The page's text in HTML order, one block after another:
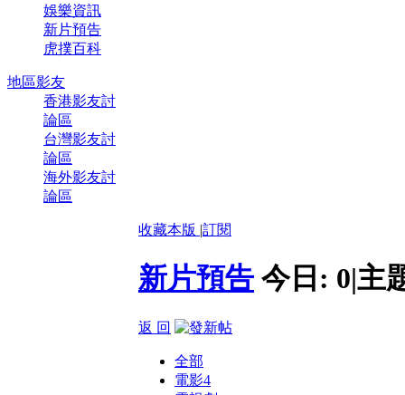
娛樂資訊
新片預告
虎撲百科
地區影友
香港影友討
論區
台灣影友討
論區
海外影友討
論區
收藏本版 |訂閱
新片預告 今日: 0|主
返 回
全部
電影4